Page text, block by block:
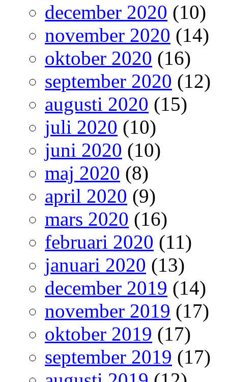
december 2020 (10)
november 2020 (14)
oktober 2020 (16)
september 2020 (12)
augusti 2020 (15)
juli 2020 (10)
juni 2020 (10)
maj 2020 (8)
april 2020 (9)
mars 2020 (16)
februari 2020 (11)
januari 2020 (13)
december 2019 (14)
november 2019 (17)
oktober 2019 (17)
september 2019 (17)